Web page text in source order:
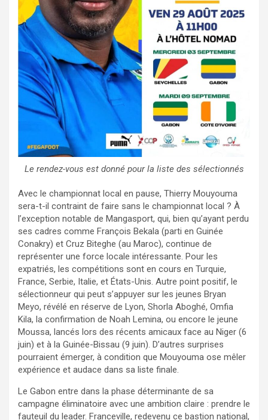
Le rendez-vous est donné pour la liste des sélectionnés
Avec le championnat local en pause, Thierry Mouyouma
sera-t-il contraint de faire sans le championnat local ? À
l’exception notable de Mangasport, qui, bien qu’ayant perdu
ses cadres comme François Bekala (parti en Guinée
Conakry) et Cruz Biteghe (au Maroc), continue de
représenter une force locale intéressante. Pour les
expatriés, les compétitions sont en cours en Turquie,
France, Serbie, Italie, et États-Unis. Autre point positif, le
sélectionneur qui peut s’appuyer sur les jeunes Bryan
Meyo, révélé en réserve de Lyon, Shorla Aboghé, Omfia
Kila, la confirmation de Noah Lemina, ou encore le jeune
Moussa, lancés lors des récents amicaux face au Niger (6
juin) et à la Guinée-Bissau (9 juin). D’autres surprises
pourraient émerger, à condition que Mouyouma ose mêler
expérience et audace dans sa liste finale.
Le Gabon entre dans la phase déterminante de sa
campagne éliminatoire avec une ambition claire : prendre le
fauteuil du leader. Franceville, redevenu ce bastion national,